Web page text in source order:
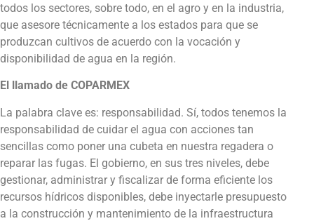
todos los sectores, sobre todo, en el agro y en la industria,
que asesore técnicamente a los estados para que se
produzcan cultivos de acuerdo con la vocación y
disponibilidad de agua en la región.
El llamado de COPARMEX
La palabra clave es: responsabilidad. Sí, todos tenemos la
responsabilidad de cuidar el agua con acciones tan
sencillas como poner una cubeta en nuestra regadera o
reparar las fugas. El gobierno, en sus tres niveles, debe
gestionar, administrar y fiscalizar de forma eficiente los
recursos hídricos disponibles, debe inyectarle presupuesto
a la construcción y mantenimiento de la infraestructura